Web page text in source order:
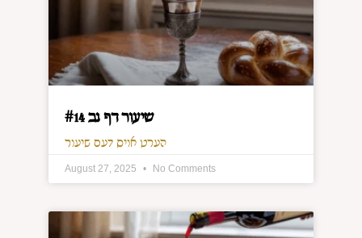
שיעור דף נב #14
הערט אויס דעם שיעור
August 27, 2025 No Comments